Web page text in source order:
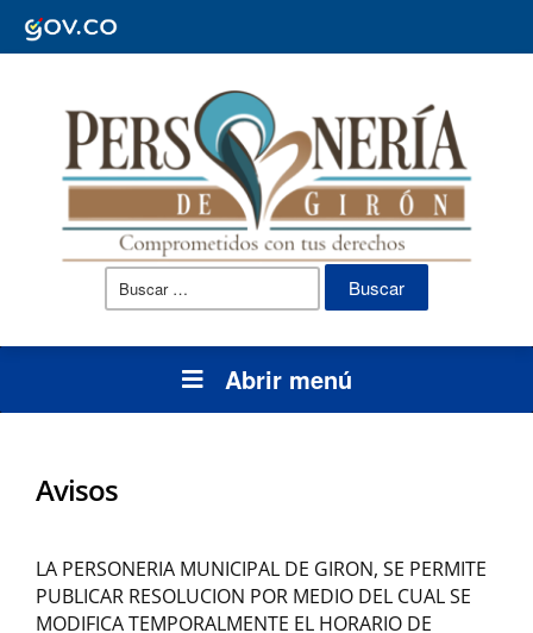
Buscar:
Abrir menú
Avisos
LA PERSONERIA MUNICIPAL DE GIRON, SE PERMITE
PUBLICAR RESOLUCION POR MEDIO DEL CUAL SE
MODIFICA TEMPORALMENTE EL HORARIO DE